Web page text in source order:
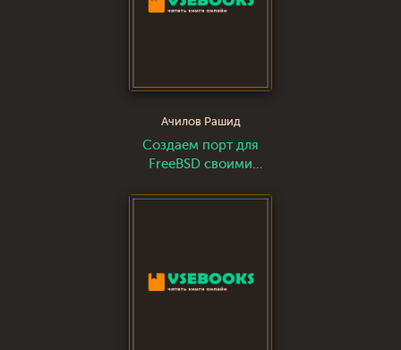
Ачилов Рашид
Создаем порт для
FreeBSD своими